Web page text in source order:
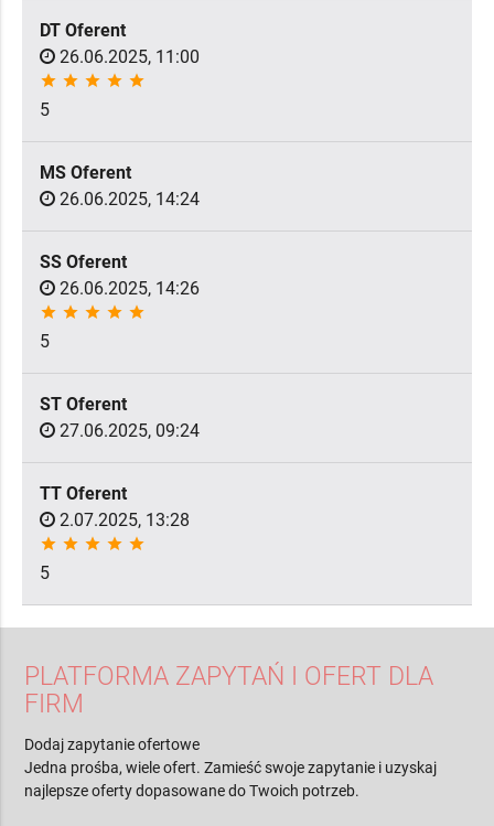
DT Oferent
26.06.2025, 11:00
star star star star star
5
MS Oferent
26.06.2025, 14:24
SS Oferent
26.06.2025, 14:26
star star star star star
5
ST Oferent
27.06.2025, 09:24
TT Oferent
2.07.2025, 13:28
star star star star star
5
PLATFORMA ZAPYTAŃ I OFERT DLA
FIRM
Dodaj zapytanie ofertowe
Jedna prośba, wiele ofert. Zamieść swoje zapytanie i uzyskaj
najlepsze oferty dopasowane do Twoich potrzeb.